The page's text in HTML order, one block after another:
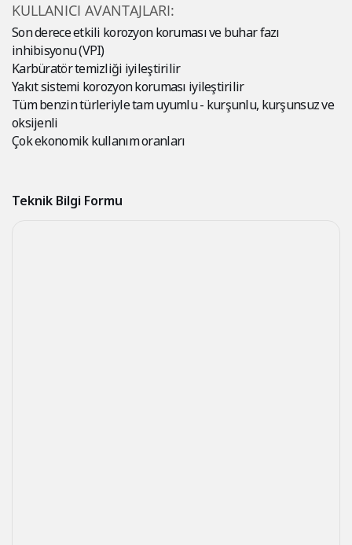
KULLANICI AVANTAJLARI:
Son derece etkili korozyon koruması ve buhar fazı
inhibisyonu (VPI)
Karbüratör temizliği iyileştirilir
Yakıt sistemi korozyon koruması iyileştirilir
Tüm benzin türleriyle tam uyumlu - kurşunlu, kurşunsuz ve
oksijenli
Çok ekonomik kullanım oranları
Teknik Bilgi Formu